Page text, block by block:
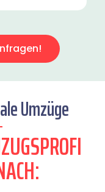
Umzüge